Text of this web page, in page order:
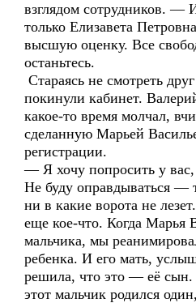
взглядом сотрудников. —
только Елизавета
высшую оценку. Все
останьтесь.
Стараясь не смотреть
покинули кабинет.
какое-то время молчал,
сделанную Марьей
регистрации.
— Я хочу попросить у
Не буду оправдываться —
ни в какие ворота не
еще кое-что. Когда Марья
мальчика, мы
ребенка. И его мать,
решила, что это — её сын.
этот мальчик родился